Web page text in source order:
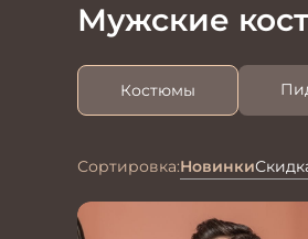
Мужские
Костюмы
Сортировка:Новинки